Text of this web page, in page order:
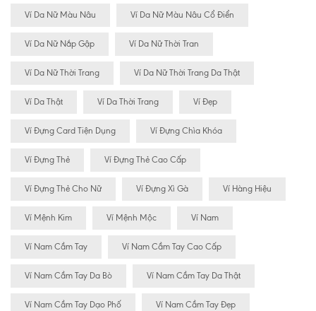
Ví Da Nữ Màu Nâu Ví Da Nữ Màu Nâu Cổ Điển
Ví Da Nữ Nắp Gập Ví Da Nữ Thời Tran
Ví Da Nữ Thời Trang Ví Da Nữ Thời Trang Da Thật
Ví Da Thật Ví Da Thời Trang Ví Đẹp
Ví Đựng Card Tiện Dụng Ví Đựng Chìa Khóa
Ví Đựng Thẻ Ví Đựng Thẻ Cao Cấp
Ví Đựng Thẻ Cho Nữ Ví Đựng Xì Gà Ví Hàng Hiệu
Ví Mệnh Kim Ví Mệnh Mộc Ví Nam
Ví Nam Cầm Tay Ví Nam Cầm Tay Cao Cấp
Ví Nam Cầm Tay Da Bò Ví Nam Cầm Tay Da Thật
Ví Nam Cầm Tay Dạo Phố Ví Nam Cầm Tay Đẹp